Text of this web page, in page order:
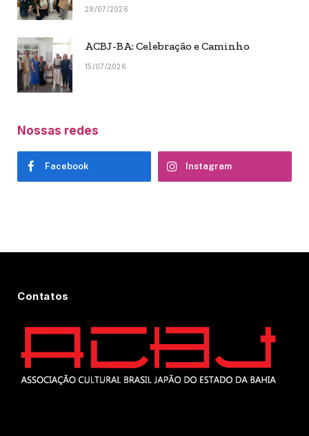
29/07/2026
ACBJ-BA: Celebração e Caminho
15/07/2026
Nossas redes
Facebook Instagram
Contatos